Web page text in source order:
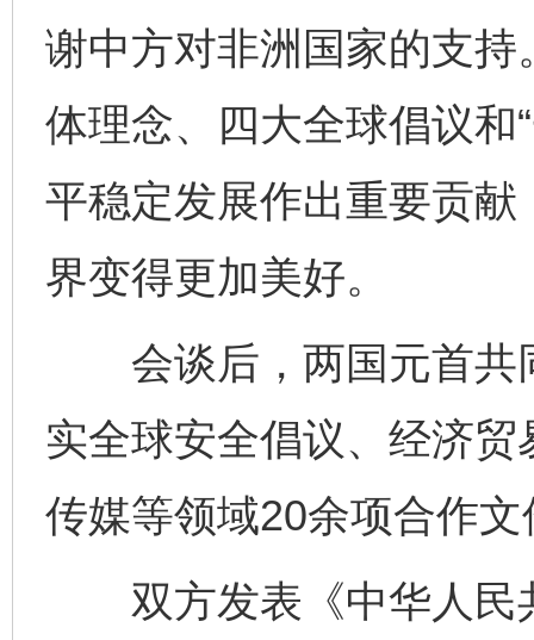
谢中方对非洲国家的支
体理念、四大全球倡议和
平稳定发展作出重要贡
界变得更加美好。
会谈后，两国元首共
实全球安全倡议、经济
传媒等领域20余项合作文
双方发表《中华人民